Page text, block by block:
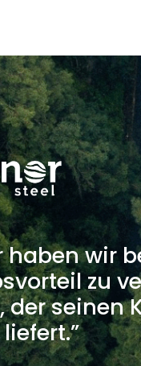
haben wir
zu
der